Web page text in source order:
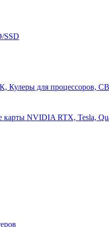
SSD
Кулеры для процессоров,
карты NVIDIA RTX, Tesla,